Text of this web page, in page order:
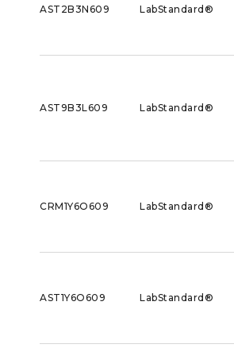
AST2B3N609 LabStandard®
AST9B3L609 LabStandard®
CRM1Y6O609 LabStandard®
AST1Y6O609 LabStandard®